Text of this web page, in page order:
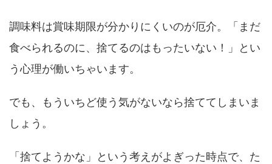
調味料は賞味期限が分かりにくいのが厄介。「まだ
食べられるのに、捨てるのはもったいない！」とい
う心理が働いちゃいます。
でも、もういちど使う気がないなら捨ててしまいま
しょう。
「捨てようかな」という考えがよぎった時点で、た